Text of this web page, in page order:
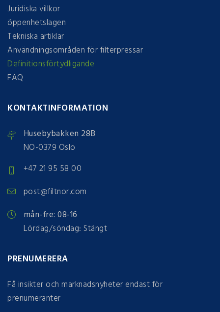
Juridiska villkor
öppenhetslagen
Tekniska artiklar
Användningsområden för filterpressar
Definitionsförtydligande
FAQ
KONTAKTINFORMATION
Husebybakken 28B
NO-0379 Oslo
+47 21 95 58 00
post@filtnor.com
mån-fre: 08-16
Lördag/söndag: Stängt
PRENUMERERA
Få insikter och marknadsnyheter endast för
prenumeranter